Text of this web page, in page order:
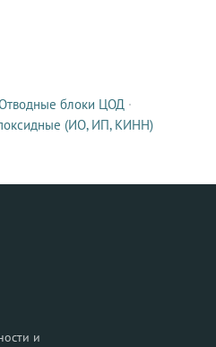
блоки ЦОД ·
(ИО, ИП, КИНН)
и